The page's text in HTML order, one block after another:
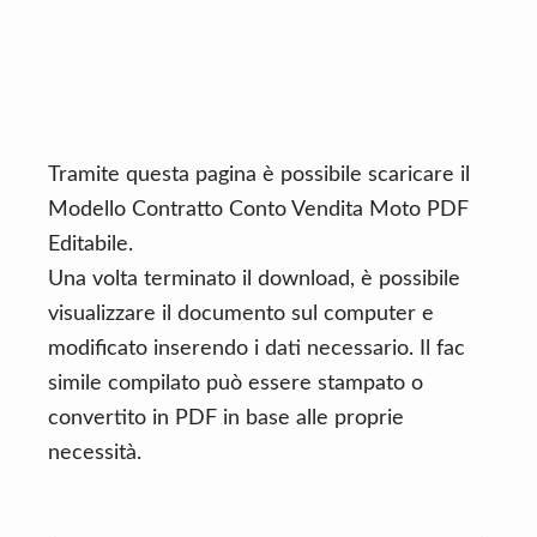
Tramite questa pagina è possibile scaricare il
Modello Contratto Conto Vendita Moto PDF
Editabile.
Una volta terminato il download, è possibile
visualizzare il documento sul computer e
modificato inserendo i dati necessario. Il fac
simile compilato può essere stampato o
convertito in PDF in base alle proprie
necessità.